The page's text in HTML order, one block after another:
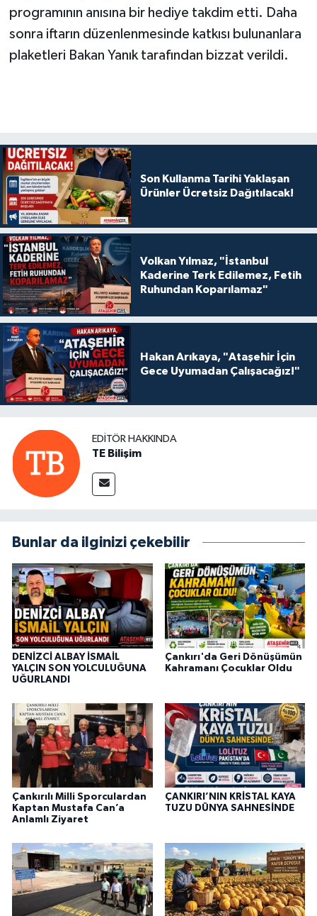
programının anısına bir hediye takdim etti. Daha
sonra iftarın düzenlenmesinde katkısı bulunanlara
plaketleri Bakan Yanık tarafından bizzat verildi.
Son Kullanma Tarihi Yaklaşan
Ürünler Ücretsiz Dağıtılacak!
Volkan Yılmaz, "İstanbul
Kaderine Terk Edilemez, Fetih
Ruhundan Koparılamaz"
Hakan Arıkaya, "Ataşehir İçin
Gece Uyumadan Çalışacağız!"
EDITÖR HAKKINDA
TE Bilişim
Bunlar da ilginizi çekebilir
DENİZCİ ALBAY İSMAİL
YALÇIN SON YOLCULUĞUNA
UĞURLANDI
Çankırı'da Geri Dönüşümün
Kahramanı Çocuklar Oldu
Çankırılı Milli Sporculardan
Kaptan Mustafa Can’a
Anlamlı Ziyaret
ÇANKIRI’NIN KRİSTAL KAYA
TUZU DÜNYA SAHNESİNDE